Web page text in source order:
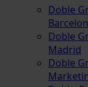
Doble
Doble
Madrid
Doble